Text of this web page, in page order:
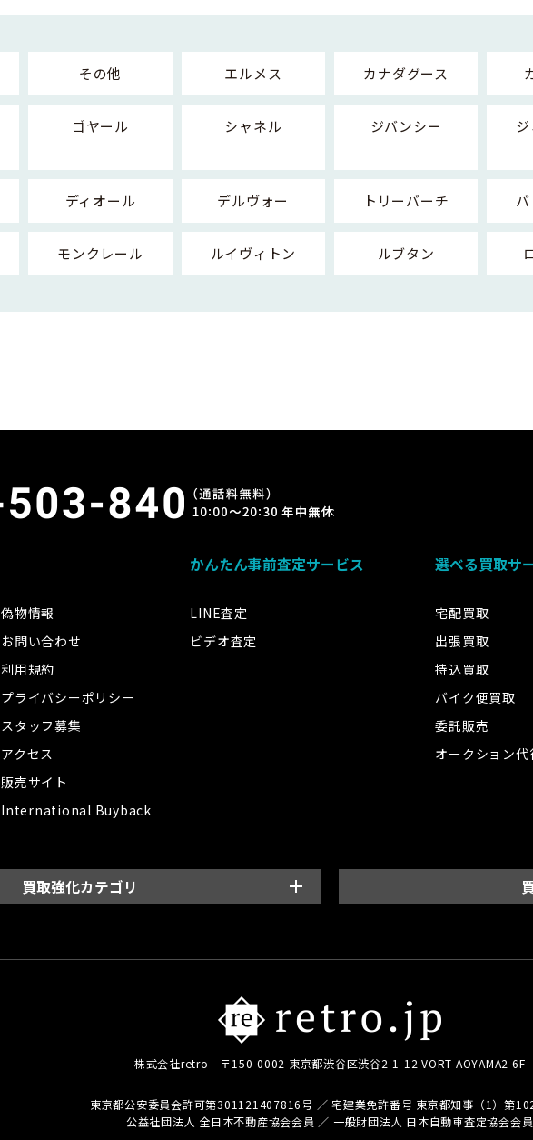
その他 エルメス カナダグース
ゴヤール シャネル ジバンシー
ディオール デルヴォー トリーバーチ
モンクレール ルイヴィトン ルブタン
偽物情報
お問い合わせ
利用規約
プライバシーポリシー
スタッフ募集
アクセス
販売サイト
International Buyback
かんたん事前査定サービス
LINE査定
ビデオ査定
選べる買取サ
宅配買取
出張買取
持込買取
バイク便買取
委託販売
オークション代
買取強化カテゴリ
株式会社retro 〒150-0002 東京都渋谷区渋谷2-1-12 VORT AOYAMA2 6F
東京都公安委員会許可第301121407816号 ／宅建業免許番号 東京都知事（1）第
公益社団法人 全日本不動産協会会員 ／ 一般財団法人 日本自動車査定協会会員